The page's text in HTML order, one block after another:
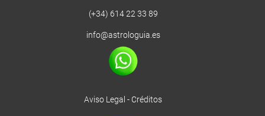
(+34) 614 22 33 89
info@astrologuia.es
Aviso Legal - Créditos